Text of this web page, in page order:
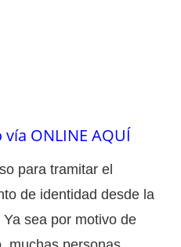
ONLINE AQUÍ
para tramitar el
de identidad desde la
sea por motivo de